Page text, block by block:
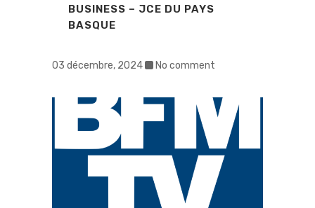
BUSINESS – JCE DU PAYS
BASQUE
03 décembre, 2024 No comment